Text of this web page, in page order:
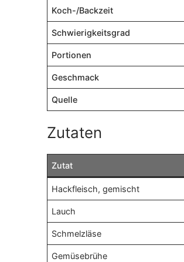
Koch-/Backzeit
Schwierigkeitsgrad
Portionen
Geschmack
Quelle
Zutaten
Zutat
Hackfleisch, gemischt
Lauch
Schmelzläse
Gemüsebrühe